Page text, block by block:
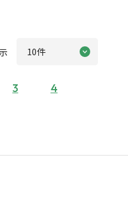
3 4